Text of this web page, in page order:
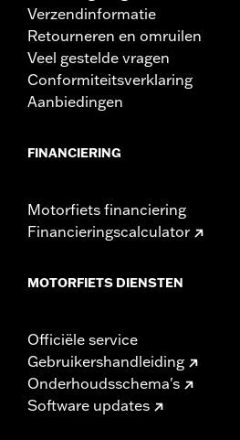
Verzendinformatie
Retourneren en omruilen
Veel gestelde vragen
Conformiteitsverklaring
Aanbiedingen
FINANCIERING
Motorfiets financiering
Financieringscalculator
MOTORFIETS DIENSTEN
Officiële service
Gebruikershandleiding
Onderhoudsschema's
Software updates